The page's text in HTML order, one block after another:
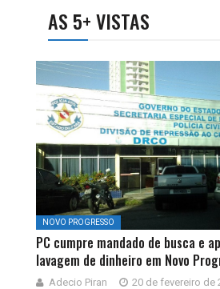
AS 5+ VISTAS
NOVO PROGRESSO
PC cumpre mandado de busca e
lavagem de dinheiro em Novo
Adecio Piran 20 de fevereiro de